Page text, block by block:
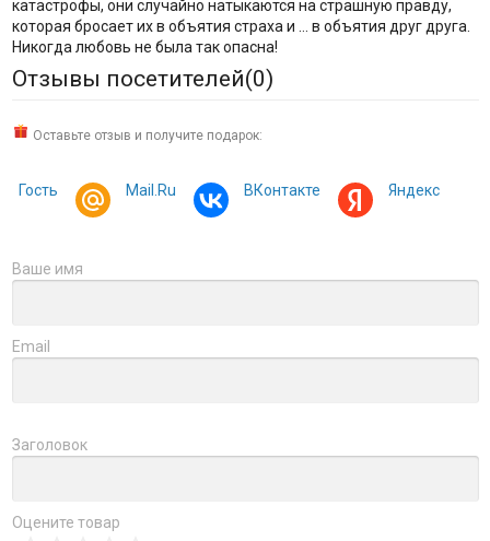
катастрофы, они случайно натыкаются на страшную правду,
которая бросает их в объятия страха и … в объятия друг друга.
Никогда любовь не была так опасна!
Отзывы посетителей(0)
Оставьте отзыв и получите подарок:
Гость Mail.Ru ВКонтакте Яндекс
Ваше имя
Email
Заголовок
Оцените товар